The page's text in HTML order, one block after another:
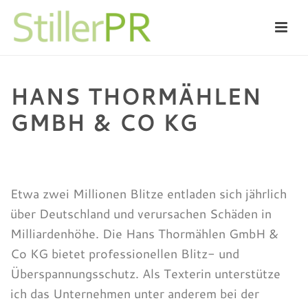
HANS THORMÄHLEN
GMBH & CO KG
Etwa zwei Millionen Blitze entladen sich jährlich
über Deutschland und verursachen Schäden in
Milliardenhöhe. Die Hans Thormählen GmbH &
Co KG bietet professionellen Blitz- und
Überspannungsschutz. Als Texterin unterstütze
ich das Unternehmen unter anderem bei der